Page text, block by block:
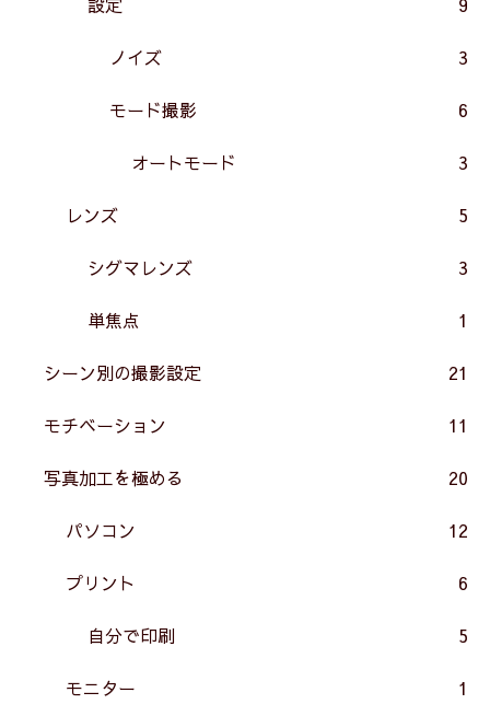
ノイズ 3
モード撮影 6
オートモード 3
レンズ 5
シグマレンズ 3
単焦点 1
シーン別の撮影設定 21
モチベーション 11
写真加工を極める 20
パソコン 12
プリント 6
自分で印刷 5
モニター 1